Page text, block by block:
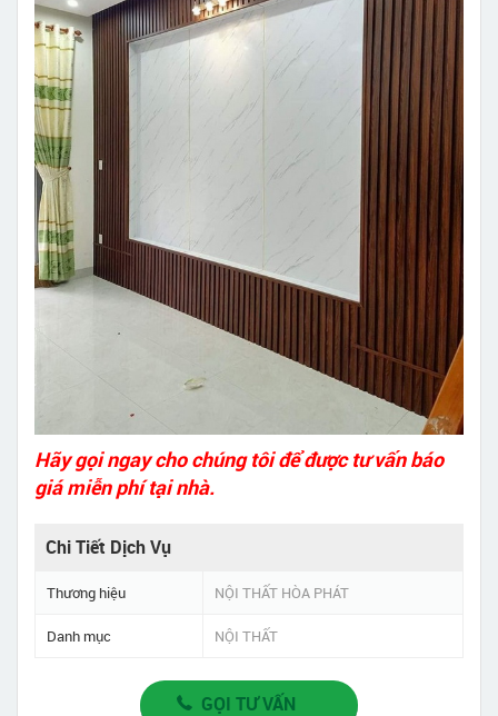
Hãy gọi ngay cho chúng tôi để được tư vấn báo
giá miễn phí tại nhà.
Chi Tiết Dịch Vụ
Thương hiệu NỘI THẤT HÒA PHÁT
Danh mục NỘI THẤT
GỌI TƯ VẤN